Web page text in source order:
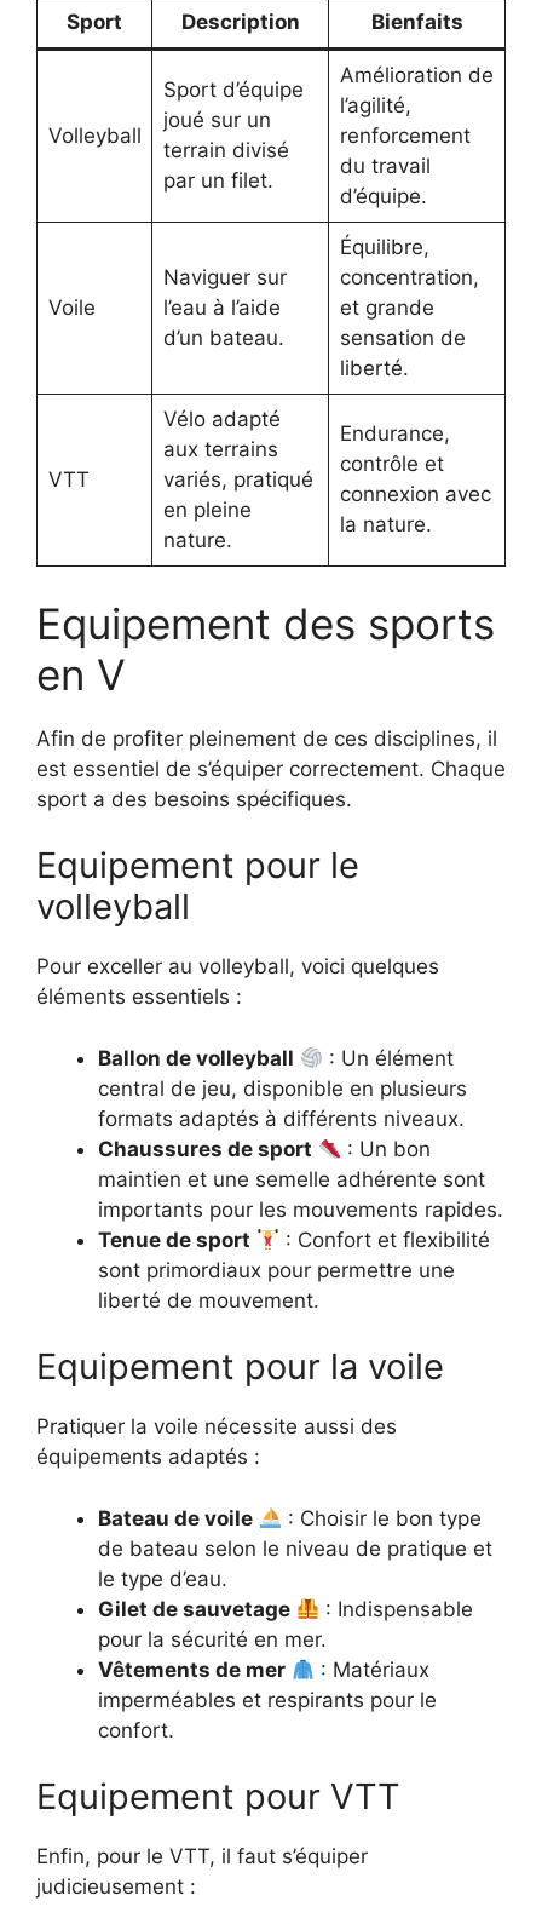
Sport Description Bienfaits
Volleyball
Sport d’équipe
joué sur un
terrain divisé
par un filet.
Amélioration de
l’agilité,
renforcement
du travail
d’équipe.
Voile
Naviguer sur
l’eau à l’aide
d’un bateau.
Équilibre,
concentration,
et grande
sensation de
liberté.
VTT
Vélo adapté
aux terrains
variés, pratiqué
en pleine
nature.
Endurance,
contrôle et
connexion avec
la nature.
Equipement des sports
en V
Afin de profiter pleinement de ces disciplines, il
est essentiel de s’équiper correctement. Chaque
sport a des besoins spécifiques.
Equipement pour le
volleyball
Pour exceller au volleyball, voici quelques
éléments essentiels :
Ballon de volleyball
: Un élément
central de jeu, disponible en plusieurs
formats adaptés à différents niveaux.
Chaussures de sport
: Un bon
maintien et une semelle adhérente sont
importants pour les mouvements rapides.
Tenue de sport
: Confort et flexibilité
sont primordiaux pour permettre une
liberté de mouvement.
Equipement pour la voile
Pratiquer la voile nécessite aussi des
équipements adaptés :
Bateau de voile
: Choisir le bon type
de bateau selon le niveau de pratique et
le type d’eau.
Gilet de sauvetage
: Indispensable
pour la sécurité en mer.
Vêtements de mer
: Matériaux
imperméables et respirants pour le
confort.
Equipement pour VTT
Enfin, pour le VTT, il faut s’équiper
judicieusement :